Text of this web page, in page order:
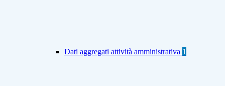
Dati aggregati attività amministrativa 1